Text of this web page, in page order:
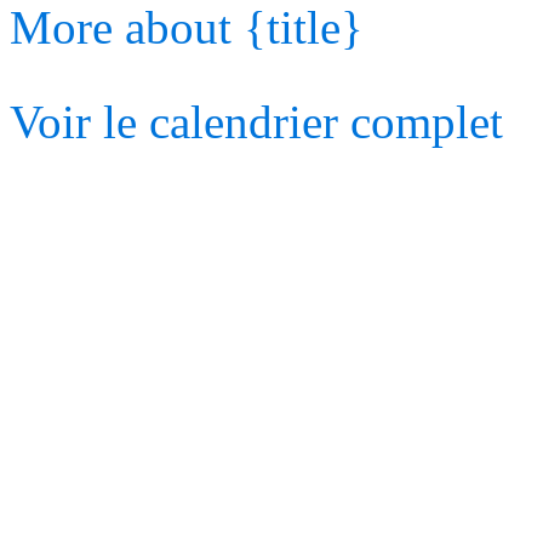
More about {title}
Voir le calendrier complet